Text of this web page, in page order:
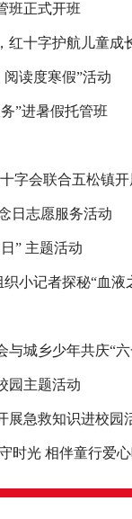
班正式开班
红十字护航儿童成
读度寒假”活动
”进暑假托管班
字会联合五松镇开
日志愿服务活动
” 主题活动
织小记者探秘“血液
城乡少年共庆“六
园主题活动
展急救知识进校园
光 相伴童行爱